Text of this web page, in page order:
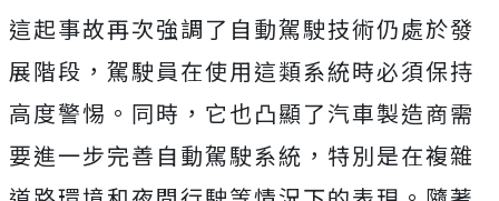
這起事故再次強調了自動駕駛技術仍處於發
展階段，駕駛員在使用這類系統時必須保持
高度警惕。同時，它也凸顯了汽車製造商需
要進一步完善自動駕駛系統，特別是在複雜